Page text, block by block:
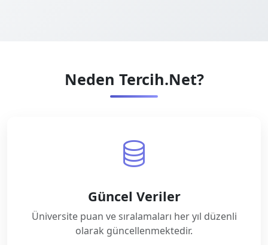
Neden Tercih.Net?
Güncel Veriler
Üniversite puan ve sıralamaları her yıl düzenli
olarak güncellenmektedir.